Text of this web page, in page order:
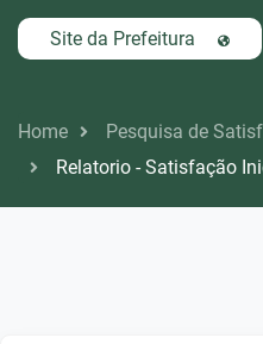
Site da Prefeitura
Home
Pesquisa de
Relatorio - Satisfação